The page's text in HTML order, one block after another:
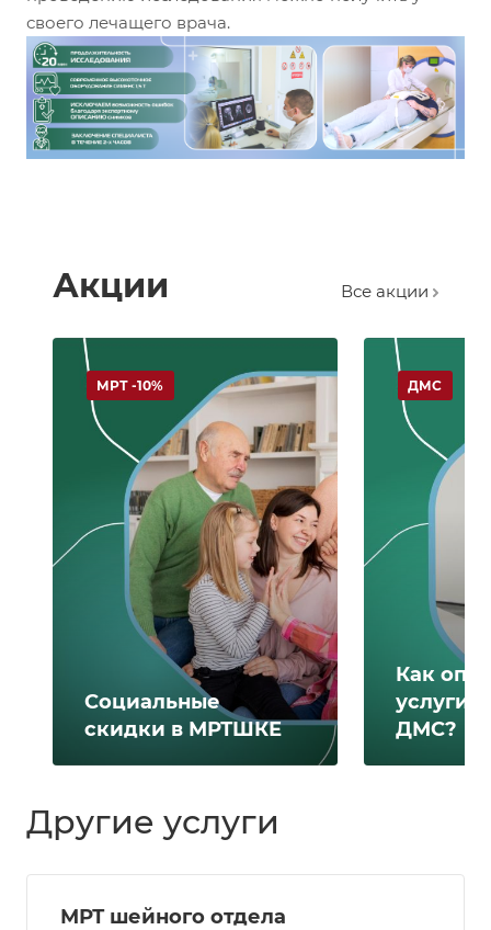
своего лечащего врача.
Акции Все акции
Социальные
скидки в МРТШКЕ
МРТ -10%
Как
услуги
ДМС?
ДМС
Другие услуги
МРТ шейного отдела